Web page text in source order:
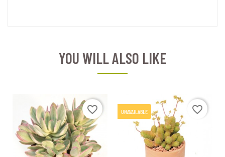
YOU WILL ALSO LIKE
favorite_border UNAVAILABLE favorite_border